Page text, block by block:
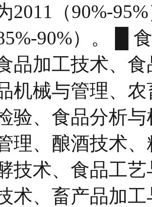
2011（90%-
90%）。 █
品加工技术、
机械与管理、
验、食品分析
理、酿酒技术
技术、食品工
术、畜产品加